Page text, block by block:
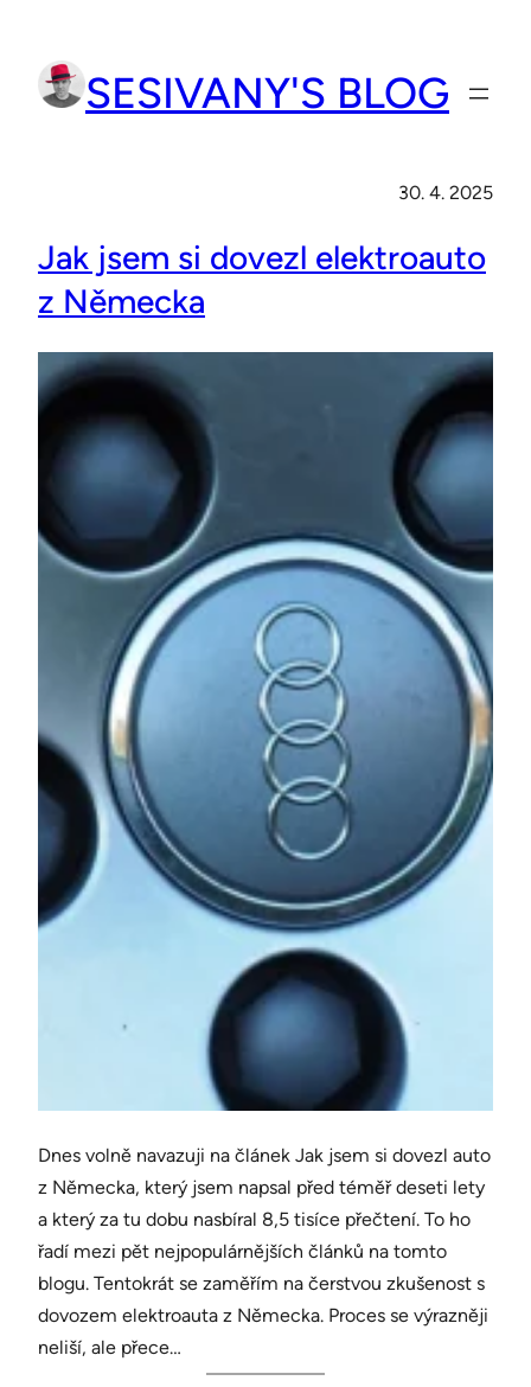
obsah
SESIVANY'S BLOG
30. 4. 2025
Jak jsem si dovezl elektroauto
z Německa
Dnes volně navazuji na článek Jak jsem si dovezl auto
z Německa, který jsem napsal před téměř deseti lety
a který za tu dobu nasbíral 8,5 tisíce přečtení. To ho
řadí mezi pět nejpopulárnějších článků na tomto
blogu. Tentokrát se zaměřím na čerstvou zkušenost s
dovozem elektroauta z Německa. Proces se výrazněji
neliší, ale přece…